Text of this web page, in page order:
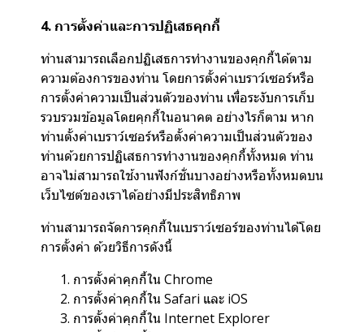
4. การตั้งค่าและการปฏิเสธคุกกี้
ท่านสามารถเลือกปฏิเสธการทำงานของคุกกี้ได้ตาม
ความต้องการของท่าน โดยการตั้งค่าเบราว์เซอร์หรือ
การตั้งค่าความเป็นส่วนตัวของท่าน เพื่อระงับการเก็บ
รวบรวมข้อมูลโดยคุกกี้ในอนาคต อย่างไรก็ตาม หาก
ท่านตั้งค่าเบราว์เซอร์หรือตั้งค่าความเป็นส่วนตัวของ
ท่านด้วยการปฏิเสธการทำงานของคุกกี้ทั้งหมด ท่าน
อาจไม่สามารถใช้งานฟังก์ชั่นบางอย่างหรือทั้งหมดบน
เว็บไซต์ของเราได้อย่างมีประสิทธิภาพ
ท่านสามารถจัดการคุกกี้ในเบราว์เซอร์ของท่านได้โดย
การตั้งค่า ด้วยวิธีการดังนี้
การตั้งค่าคุกกี้ใน Chrome
การตั้งค่าคุกกี้ใน Safari และ iOS
การตั้งค่าคุกกี้ใน Internet Explorer